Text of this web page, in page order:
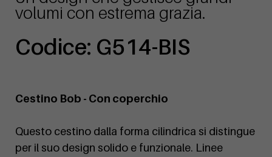
volumi con estrema grazia.
Codice: G514-BIS
Cestino Bob - Con coperchio
Questo cestino dalla forma cilindrica si distingue
per il suo design solido e funzionale. Linee